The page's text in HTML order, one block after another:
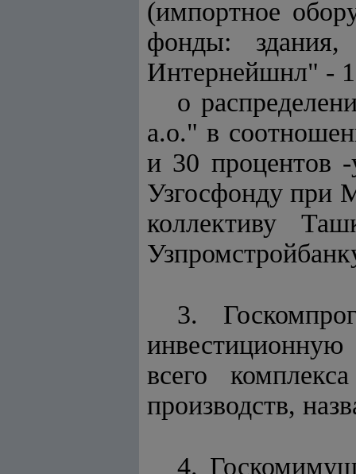
(импортное
фонды:
Интернейшнл" -
о
а.о." в
и 30 процентов -
Узгосфонду при
коллективу
3.
инвестиционную
всего
производств,
4.